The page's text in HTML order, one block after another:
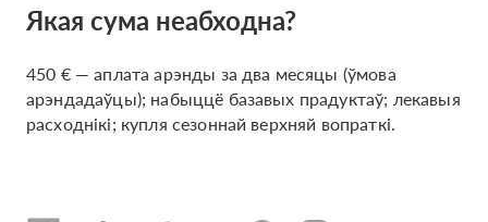
Якая сума неабходна?
450 € — аплата арэнды за два месяцы (ўмова
арэндадаўцы); набыццё базавых прадуктаў; лекавыя
расходнікі; купля сезоннай верхняй вопраткі.